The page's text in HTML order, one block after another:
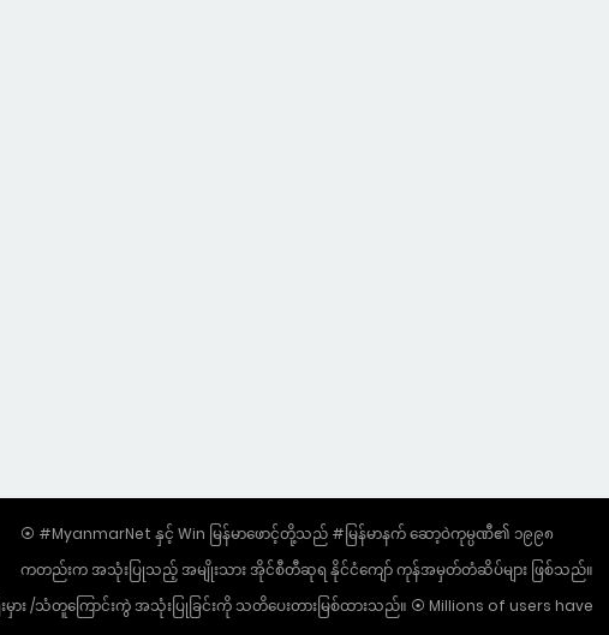
⦿ #MyanmarNet နှင့် Win မြန်မာဖောင့်တို့သည် #မြန်မာနက် ဆော့ဝဲကုမ္ပဏီ၏ ၁၉၉၈
ကတည်းက အသုံးပြုသည့် အမျိုးသား အိုင်စီတီဆုရ နိုင်ငံကျော် ကုန်အမှတ်တံဆိပ်များ ဖြစ်သည်။
ား /သံတူကြောင်းကွဲ အသုံးပြုခြင်းကို သတိပေးတားမြစ်ထားသည်။ ⦿ Millions of users have